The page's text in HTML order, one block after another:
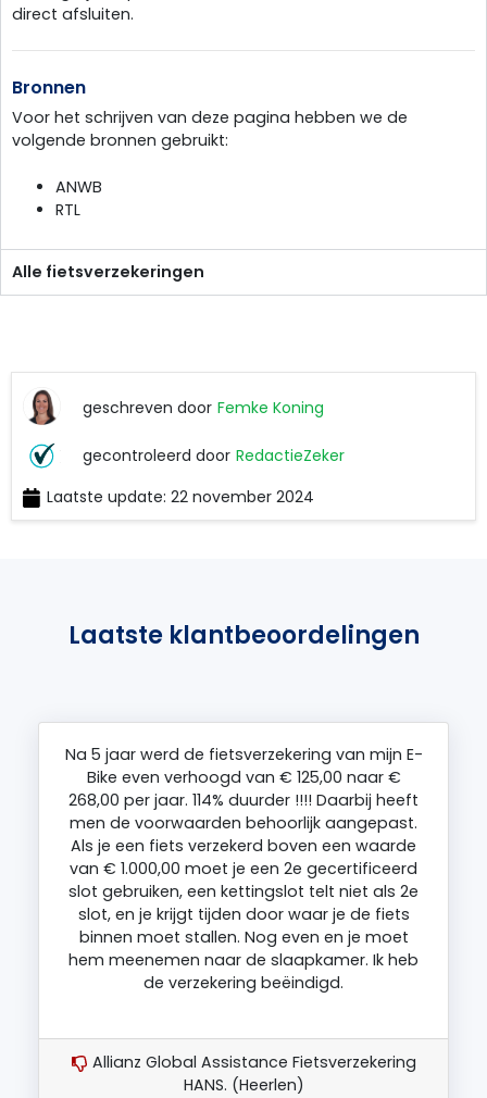
direct afsluiten.
Bronnen
Voor het schrijven van deze pagina hebben we de
volgende bronnen gebruikt:
ANWB
RTL
Alle fietsverzekeringen
geschreven door Femke Koning
Femke
gecontroleerd door RedactieZeker
RedactieZeker
Laatste update: 22 november 2024
Laatste klantbeoordelingen
Na 5 jaar werd de fietsverzekering van mijn E-
Bike even verhoogd van € 125,00 naar €
268,00 per jaar. 114% duurder !!!! Daarbij heeft
men de voorwaarden behoorlijk aangepast.
Als je een fiets verzekerd boven een waarde
van € 1.000,00 moet je een 2e gecertificeerd
slot gebruiken, een kettingslot telt niet als 2e
slot, en je krijgt tijden door waar je de fiets
binnen moet stallen. Nog even en je moet
hem meenemen naar de slaapkamer. Ik heb
de verzekering beëindigd.
Allianz Global Assistance Fietsverzekering
HANS. (Heerlen)